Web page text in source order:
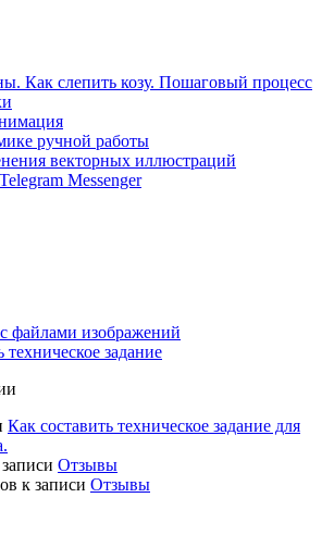
Как слепить козу. Пошаговый процесс
ручной работы
векторных иллюстраций
Messenger
файлами изображений
техническое задание
Как составить техническое задание для
Отзывы
к записи Отзывы